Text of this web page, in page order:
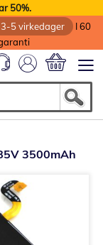
50%.
5 virkedager
I 60
3500mAh